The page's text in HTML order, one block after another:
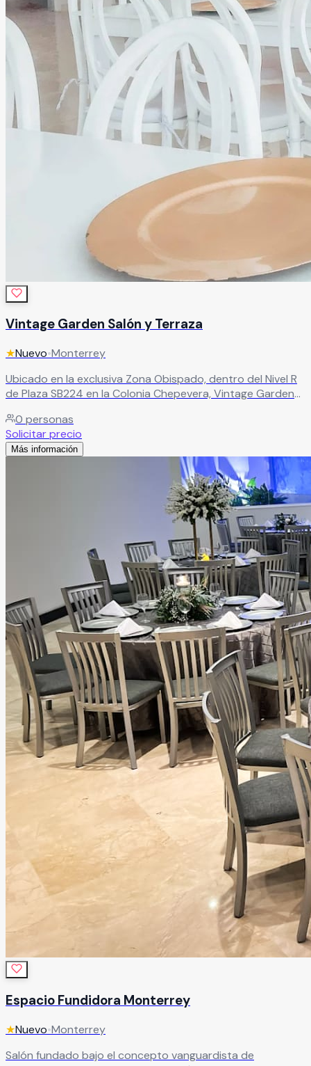
Vintage Garden Salón y Terraza
★Nuevo•Monterrey
Ubicado en la exclusiva Zona Obispado, dentro del Nivel R
de Plaza SB224 en la Colonia Chepevera, Vintage Garden
único: elegancia con un distintivo estilo vintage que
convierte cualquier celebración en algo verdaderamente
especialLeer más
0 personas
Solicitar precio
Más información
Espacio Fundidora Monterrey
★Nuevo•Monterrey
Salón fundado bajo el concepto vanguardista de